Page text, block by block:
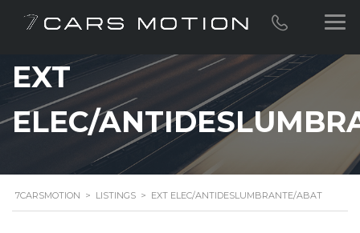
EXT
ELEC/
7CARSMOTION > LISTINGS > EXT ELEC/ANTIDESLUMBRANTE/ABAT